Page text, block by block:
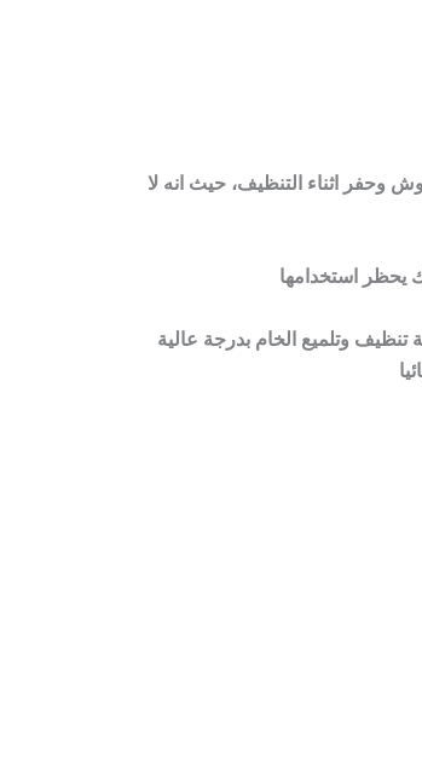
وحفر اثناء التنظيف، حيث انه لا
وتلميع الخام بدرجة عالية